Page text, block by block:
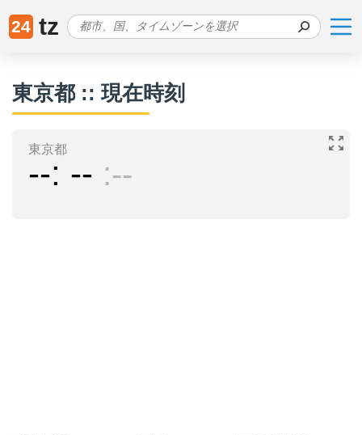
24 tz
東京都 :: 現在時刻
東京都
-- -- --